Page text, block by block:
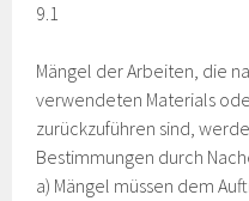
9.1
Mängel der Arbeiten, die
verwendeten Materials
zurückzuführen sind,
Bestimmungen durch
a) Mängel müssen dem